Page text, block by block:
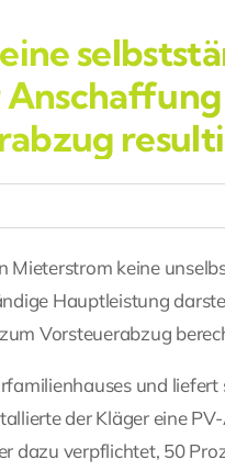
Mieterstrom keine
Hauptleistung
Vorsteuerabzug
und liefert
der Kläger eine
dazu verpflichtet, 50